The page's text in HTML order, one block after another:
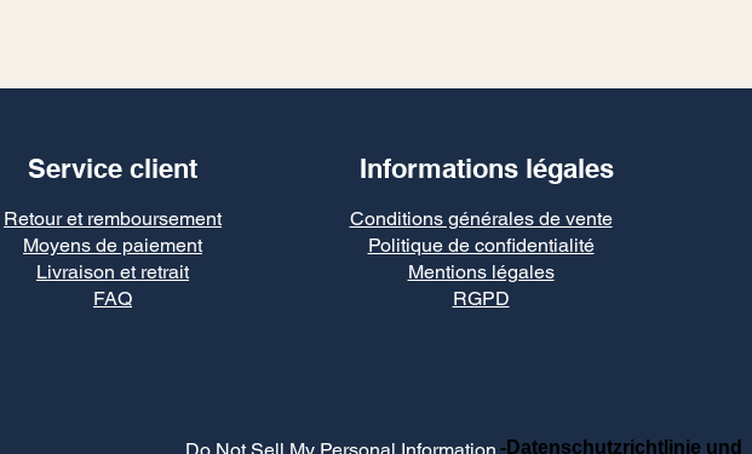
Service client Informations légales
Retour et remboursement
Moyens de paiement
Livraison et retrait
FAQ
Conditions générales de vente
Politique de confidentialité
Mentions légales
RGPD
-Datenschutzrichtlinie und